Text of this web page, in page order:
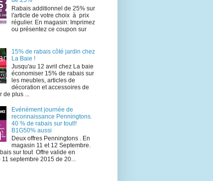
Rabais additionnel de 25% sur
l'article de votre choix à prix
régulier. En magasin: Imprimez
ou présentez ce coupon sur
15% de rabais côté jardin chez
La Baie !
Jusqu'au 12 avril chez La baie
économiser 15% de rabais sur
les meubles, articles de
décoration et accessoires de
de plus ...
Evénément journée de
reconnaissance Penningtons.
40 % de rabais sur tout!!
B1G50% aussi
Deux offres Penningtons . En
magasin 11 et 12 Septembre.
sur tout Offre valide en
septembre 2015 de 20...